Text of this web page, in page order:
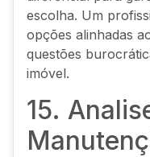
escolha. Um
opções alinhadas
questões
imóvel.
15.